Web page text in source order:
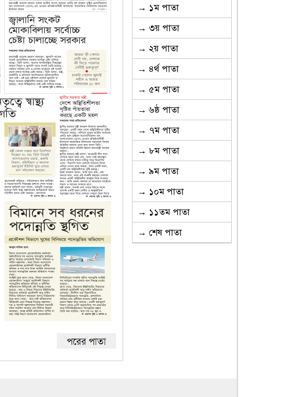
→ ১ম পাতা
→ ৩য় পাতা
→ ২য় পাতা
→ ৪র্থ পাতা
→ ৫ম পাতা
→ ৬ষ্ঠ পাতা
→ ৭ম পাতা
→ ৮ম পাতা
→ ৯ম পাতা
→ ১০ম পাতা
→ ১১তম পাতা
→ শেষ পাতা